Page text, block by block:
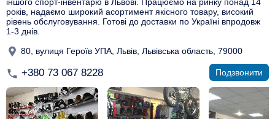
років, надаємо широкий асортимент якісного товару, високий
рівень обслуговування. Готові до доставки по Україні впродовж
1-3 днів.
80, вулиця Героїв УПА, Львів, Львівська область, 79000
+380 73 067 8228 Подзвонити